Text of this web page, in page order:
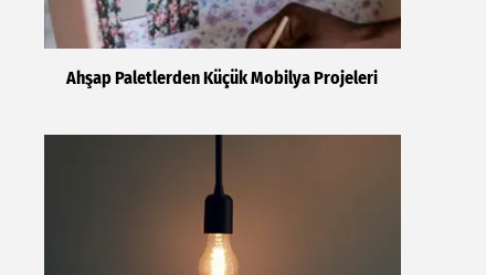
Ahşap Paletlerden Küçük Mobilya Projeleri